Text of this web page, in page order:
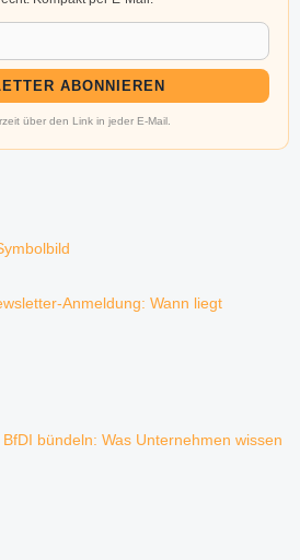
ABONNIEREN
über den Link in jeder E-Mail.
Anmeldung: Wann liegt
bündeln: Was Unternehmen wissen